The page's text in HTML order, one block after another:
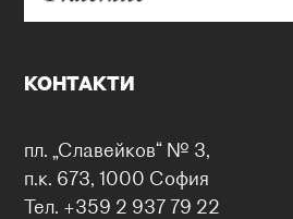
КОНТАКТИ
пл. „Славейков“ № 3,
п.к. 673, 1000 София
Тел. +359 2 937 79 22